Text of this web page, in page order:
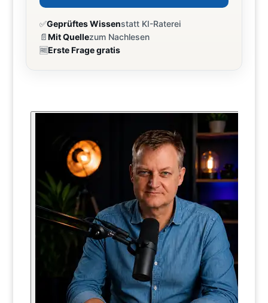
✅Geprüftes Wissenstatt KI-Raterei
📄Mit Quellezum Nachlesen
🆓Erste Frage gratis